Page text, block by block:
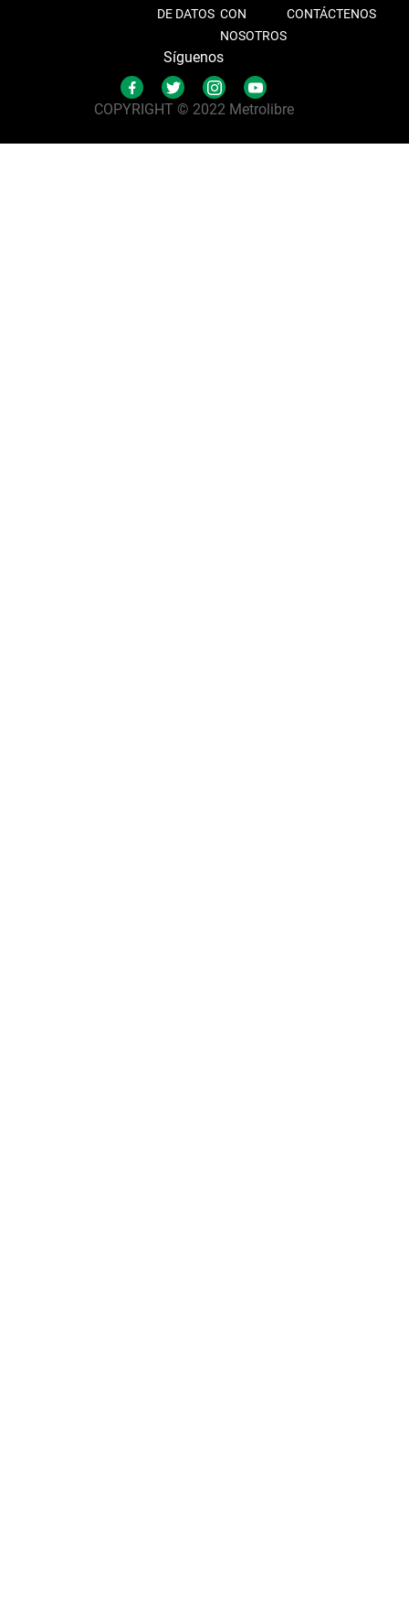
DE DATOS CON
NOSOTROS
CONTÁCTENOS
Síguenos
COPYRIGHT © 2022 Metrolibre